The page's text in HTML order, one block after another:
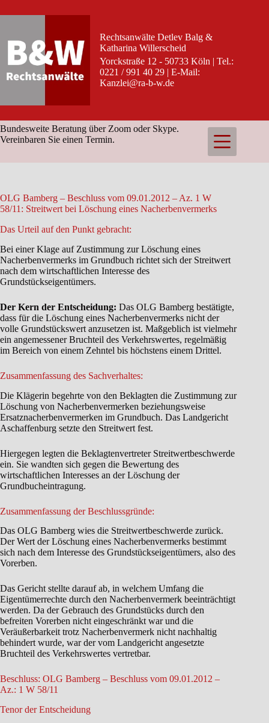
Inhalt
Rechtsanwälte Detlev Balg &
Katharina Willerscheid
Yorckstraße 12 - 50733 Köln | Tel.:
0221 / 991 40 29 | E-Mail:
Kanzlei@ra-b-w.de
Bundesweite Beratung über Zoom oder Skype.
Vereinbaren Sie einen Termin.
OLG Bamberg – Beschluss vom 09.01.2012 – Az. 1 W
58/11: Streitwert bei Löschung eines Nacherbenvermerks
Das Urteil auf den Punkt gebracht:
Bei einer Klage auf Zustimmung zur Löschung eines
Nacherbenvermerks im Grundbuch richtet sich der Streitwert
nach dem wirtschaftlichen Interesse des
Grundstückseigentümers.
Der Kern der Entscheidung: Das OLG Bamberg bestätigte,
dass für die Löschung eines Nacherbenvermerks nicht der
volle Grundstückswert anzusetzen ist. Maßgeblich ist vielmehr
ein angemessener Bruchteil des Verkehrswertes, regelmäßig
im Bereich von einem Zehntel bis höchstens einem Drittel.
Zusammenfassung des Sachverhaltes:
Die Klägerin begehrte von den Beklagten die Zustimmung zur
Löschung von Nacherbenvermerken beziehungsweise
Ersatznacherbenvermerken im Grundbuch. Das Landgericht
Aschaffenburg setzte den Streitwert fest.
Hiergegen legten die Beklagtenvertreter Streitwertbeschwerde
ein. Sie wandten sich gegen die Bewertung des
wirtschaftlichen Interesses an der Löschung der
Grundbucheintragung.
Zusammenfassung der Beschlussgründe:
Das OLG Bamberg wies die Streitwertbeschwerde zurück.
Der Wert der Löschung eines Nacherbenvermerks bestimmt
sich nach dem Interesse des Grundstückseigentümers, also des
Vorerben.
Das Gericht stellte darauf ab, in welchem Umfang die
Eigentümerrechte durch den Nacherbenvermerk beeinträchtigt
werden. Da der Gebrauch des Grundstücks durch den
befreiten Vorerben nicht eingeschränkt war und die
Veräußerbarkeit trotz Nacherbenvermerk nicht nachhaltig
behindert wurde, war der vom Landgericht angesetzte
Bruchteil des Verkehrswertes vertretbar.
Beschluss: OLG Bamberg – Beschluss vom 09.01.2012 –
Az.: 1 W 58/11
Tenor der Entscheidung